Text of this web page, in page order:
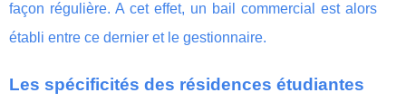
façon régulière. A cet effet, un bail commercial est alors
établi entre ce dernier et le gestionnaire.
Les spécificités des résidences étudiantes